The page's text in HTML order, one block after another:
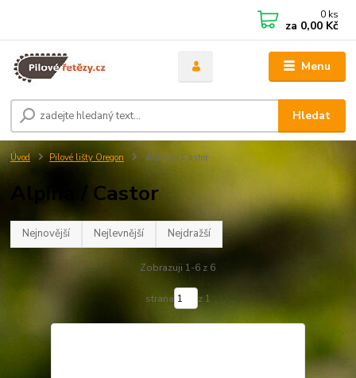
Menu
Hledat
0 ks
za 0,00 Kč
Úvod Pilové lišty Oregon Alpina / Castor
Alpina / Castor
Nejnovější Nejlevnější Nejdražší
Zobrazuji 1-6 z 6
strana z 1